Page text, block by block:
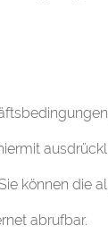
können die
abrufbar.